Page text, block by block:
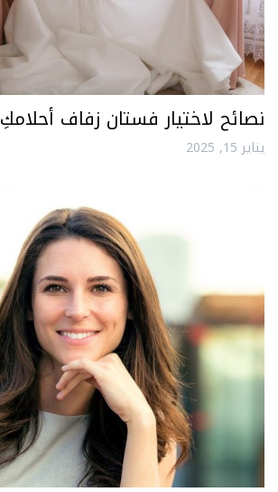
نصائح لاختيار فستان زفاف أحلامكِ
يناير 15, 2025